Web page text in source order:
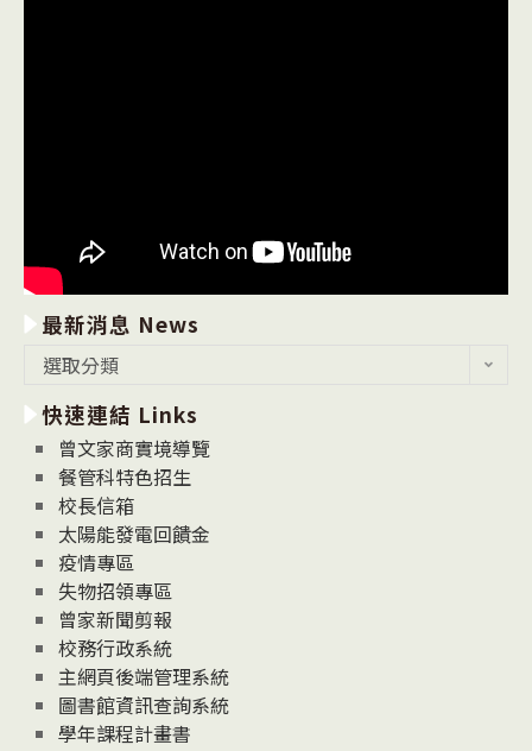
最新消息 News
消
息
News
選取分類
快速連結 Links
曾文家商實境導覽
餐管科特色招生
校長信箱
太陽能發電回饋金
疫情專區
失物招領專區
曾家新聞剪報
校務行政系統
主網頁後端管理系統
圖書館資訊查詢系統
學年課程計畫書